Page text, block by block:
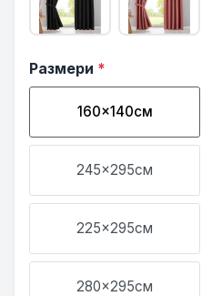
Размери *
160x140см
245x295см
225x295см
280x295см